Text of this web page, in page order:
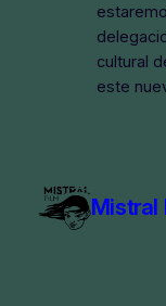
cultural
este
Mistral